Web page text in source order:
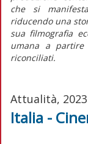
che si
riducendo una
sua filmografia
umana a partire
riconciliati.
Attualità,
Italia -